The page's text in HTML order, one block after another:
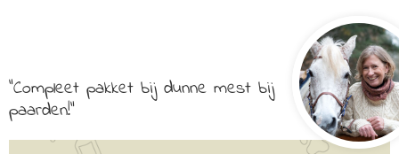
Compleet pakket bij dunne mest bij
paarden!